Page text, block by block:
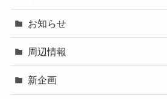
お知らせ
周辺情報
新企画